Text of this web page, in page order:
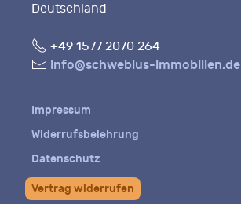
Deutschland
Fon+49 1577 2070 264
E- info@schwebius-immobilien.de
Impressum
Widerrufsbelehrung
Datenschutz
Vertrag widerrufen